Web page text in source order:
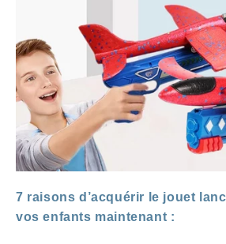
7 raisons d’acquérir le jouet
vos enfants maintenant :